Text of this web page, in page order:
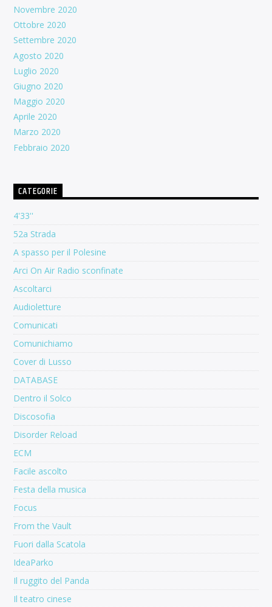
Novembre 2020
Ottobre 2020
Settembre 2020
Agosto 2020
Luglio 2020
Giugno 2020
Maggio 2020
Aprile 2020
Marzo 2020
Febbraio 2020
CATEGORIE
4'33''
52a Strada
A spasso per il Polesine
Arci On Air Radio sconfinate
Ascoltarci
Audioletture
Comunicati
Comunichiamo
Cover di Lusso
DATABASE
Dentro il Solco
Discosofia
Disorder Reload
ECM
Facile ascolto
Festa della musica
Focus
From the Vault
Fuori dalla Scatola
IdeaParko
Il ruggito del Panda
Il teatro cinese